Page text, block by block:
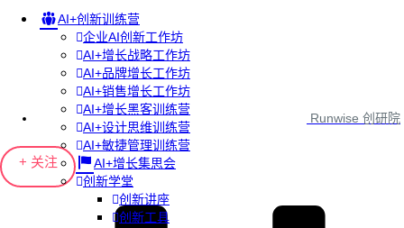
AI+创新训练营
企业AI创新工作坊
AI+增长战略工作坊
AI+品牌增长工作坊
AI+销售增长工作坊
AI+增长黑客训练营
AI+设计思维训练营
AI+敏捷管理训练营
AI+增长集思会
创新学堂
创新讲座
创新工具
Runwise 创研院
+ 关注